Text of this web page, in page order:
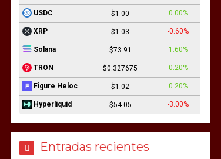
USDC $1.00 0.00%
XRP $1.03 -0.60%
Solana $73.91 1.60%
TRON $0.327675 0.20%
Figure Heloc $1.02 0.20%
Hyperliquid $54.05 -3.00%
Entradas recientes